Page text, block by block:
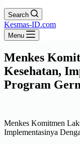
Search
Kesmas-ID.com
Menu
Menkes
Kesehatan,
Program
Menkes Komitmen
Implementasinya